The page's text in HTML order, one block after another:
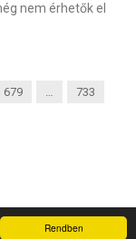
Rendben
nem érhetők el
679 …
733